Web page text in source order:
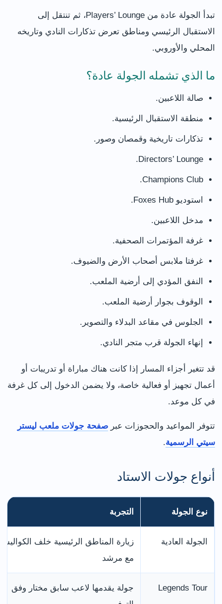
تبدأ الجولة عادة من Players’ Lounge، ثم تنتقل إلى
الاستقبال الرئيسي ومناطق تعرض تذكارات النادي وتاريخه
المحلي والأوروبي.
ما الذي تشمله الجولة عادة؟
صالة اللاعبين.
منطقة الاستقبال الرئيسية.
تذكارات تاريخية وقمصان وصور.
Directors’ Lounge.
Champions Club.
استوديو Foxes Hub.
مدخل اللاعبين.
غرفة المؤتمرات الصحفية.
غرفتا ملابس أصحاب الأرض والضيوف.
النفق المؤدي إلى أرضية الملعب.
الوقوف بجوار أرضية الملعب.
الجلوس في مقاعد البدلاء والتصوير.
إنهاء الجولة قرب متجر النادي.
قد تتغير أجزاء المسار إذا كانت هناك مباراة أو تدريبات أو
أعمال تجهيز أو فعالية خاصة، ولا يضمن الدخول إلى كل غرفة
في كل موعد.
تتوفر المواعيد والحجوزات عبر صفحة جولات ملعب ليستر
سيتي الرسمية.
أنواع جولات الاستاد
نوع الجولة التجربة
الجولة العادية
زيارة المناطق الرئيسية خلف الكواليس
مع مرشد
Legends Tour
جولة يقدمها لاعب سابق مختار وفق